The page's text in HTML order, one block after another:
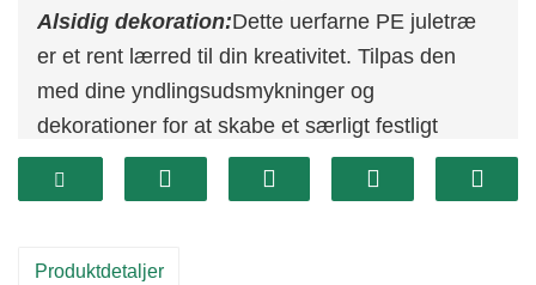
Alsidig dekoration:Dette uerfarne PE juletræ
er et rent lærred til din kreativitet. Tilpas den
med dine yndlingsudsmykninger og
dekorationer for at skabe et særligt festligt
midtpunkt.
Overlegen kvalitet:Fremstillet af førsteklasses
holde, modstå brud og falmning. Deres robuste
Produktdetaljer